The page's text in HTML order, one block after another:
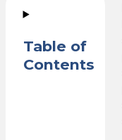
Table of
Contents